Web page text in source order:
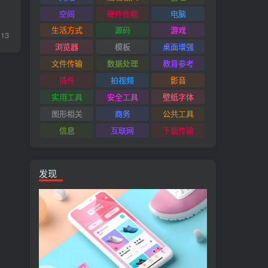
13
空间
硬件性能
电脑
生活方式
源码
游戏
浏览器
模板
桌面增强
文件传输
数据处理
教育参考
插件
拍视频
影音
实用工具
安全工具
壁纸字体
图形相关
商务
公共工具
信息
互联网 下载传输
发现